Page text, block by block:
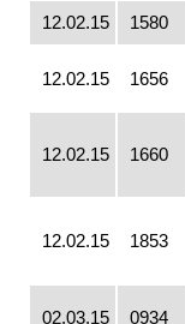
12.02.15 1580
12.02.15 1656
12.02.15 1660
12.02.15 1853
02.03.15 0934